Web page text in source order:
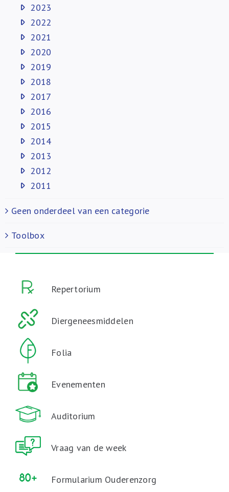
2023
2022
2021
2020
2019
2018
2017
2016
2015
2014
2013
2012
2011
Geen onderdeel van een categorie
Toolbox
Repertorium
Diergeneesmiddelen
Folia
Evenementen
Auditorium
Vraag van de week
Formularium Ouderenzorg